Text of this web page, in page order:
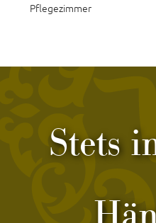
Pflegezimmer
Stets